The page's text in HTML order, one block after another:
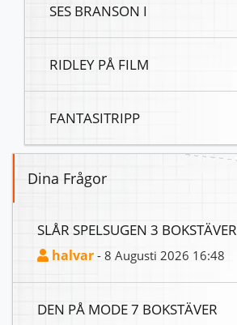
SES BRANSON I
RIDLEY PÅ FILM
FANTASITRIPP
Dina Frågor
SLÅR SPELSUGEN 3 BOKSTÄVER
halvar - 8 Augusti 2026 16:48
DEN PÅ MODE 7 BOKSTÄVER